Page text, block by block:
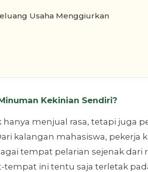
Usaha Menggiurkan
Kekinian Sendiri?
menjual rasa, tetapi juga
kalangan mahasiswa, pekerja
tempat pelarian sejenak dari
ini tentu saja terletak